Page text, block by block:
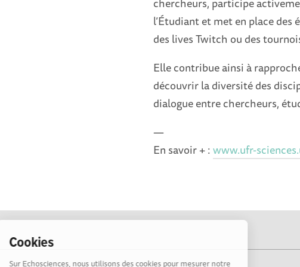
Cookies
Sur Echosciences, nous utilisons des cookies pour mesurer notre
l’Étudiant et met en place des
des lives Twitch ou des
Elle contribue ainsi à
découvrir la diversité des
dialogue entre chercheurs,
—
En savoir + :www.ufr-